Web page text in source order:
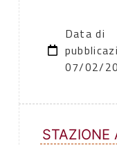
Data di
07/02/
STAZIONE